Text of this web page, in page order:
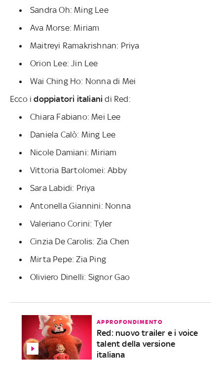
Sandra Oh: Ming Lee
Ava Morse: Miriam
Maitreyi Ramakrishnan: Priya
Orion Lee: Jin Lee
Wai Ching Ho: Nonna di Mei
Ecco idoppiatori italiani di Red:
Chiara Fabiano: Mei Lee
Daniela Calò: Ming Lee
Nicole Damiani: Miriam
Vittoria Bartolomei: Abby
Sara Labidi: Priya
Antonella Giannini: Nonna
Valeriano Corini: Tyler
Cinzia De Carolis: Zia Chen
Mirta Pepe: Zia Ping
Oliviero Dinelli: Signor Gao
APPROFONDIMENTO
Red: nuovo trailer e i voice
talent della versione
italiana